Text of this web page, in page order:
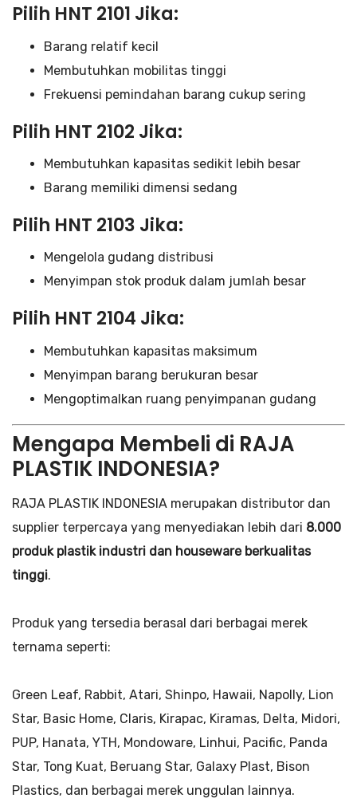
Pilih HNT 2101 Jika:
Barang relatif kecil
Membutuhkan mobilitas tinggi
Frekuensi pemindahan barang cukup sering
Pilih HNT 2102 Jika:
Membutuhkan kapasitas sedikit lebih besar
Barang memiliki dimensi sedang
Pilih HNT 2103 Jika:
Mengelola gudang distribusi
Menyimpan stok produk dalam jumlah besar
Pilih HNT 2104 Jika:
Membutuhkan kapasitas maksimum
Menyimpan barang berukuran besar
Mengoptimalkan ruang penyimpanan gudang
Mengapa Membeli di RAJA
PLASTIK INDONESIA?
RAJA PLASTIK INDONESIA merupakan distributor dan
supplier terpercaya yang menyediakan lebih dari 8.000
produk plastik industri dan houseware berkualitas
tinggi.
Produk yang tersedia berasal dari berbagai merek
ternama seperti:
Green Leaf, Rabbit, Atari, Shinpo, Hawaii, Napolly, Lion
Star, Basic Home, Claris, Kirapac, Kiramas, Delta, Midori,
PUP, Hanata, YTH, Mondoware, Linhui, Pacific, Panda
Star, Tong Kuat, Beruang Star, Galaxy Plast, Bison
Plastics, dan berbagai merek unggulan lainnya.